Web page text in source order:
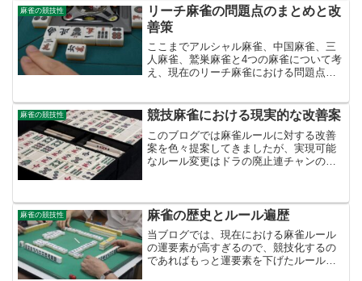
れらの競技は、自身の勝利に近づくこと
が相手の敗北に近づくこ...
麻雀の競技性
リーチ麻雀の問題点のまとめと改
善策
ここまでアルシャル麻雀、中国麻雀、三
人麻雀、鷲巣麻雀と4つの麻雀について考
え、現在のリーチ麻雀における問題点を
考えていきたいと思います。問題点の再
確認まずは、現在のリー...
麻雀の競技性 競技麻雀における現実的な改善案
このブログでは麻雀ルールに対する改善
案を色々提案してきましたが、実現可能
なルール変更はドラの廃止連チャンの廃
で大きな効果は望めないか...
麻雀の競技性 麻雀の歴史とルール遍歴
当ブログでは、現在における麻雀ルール
の運要素が高すぎるので、競技化するの
であればもっと運要素を下げたルールに